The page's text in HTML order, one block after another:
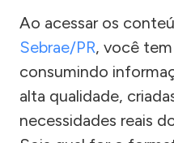
Ao acessar os
Sebrae/PR, você
consumindo
alta qualidade,
necessidades reais